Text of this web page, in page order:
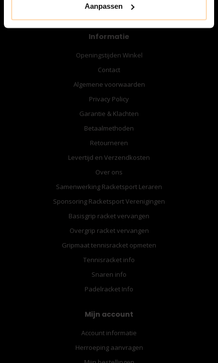
Aanpassen
Informatie
Openingstijden Winkel
Contact
Algemene voorwaarden
Privacy Policy
Garantie & Klachten
Betaalmethoden
Retourneren
Levertijd en Verzendkosten
Over ons
Samenwerking Racketsport Leraren
Sponsoring Racketsport Verenigingen
Basisgrip racket vervangen
Overgrip racket vervangen
Gripmaat tennisracket opmeten
Tennisracket info
Snaren info
Padelracket Info
Mijn account
Account informatie
Herroeping aanvragen